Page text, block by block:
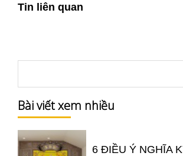
Tin liên quan
Bài viết xem nhiều
6 ĐIỀU Ý NGHĨA